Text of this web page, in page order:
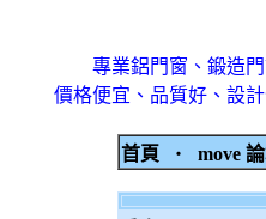
專業鋁門窗、鍛造
價格便宜、品質好、設
首頁 ‧ move